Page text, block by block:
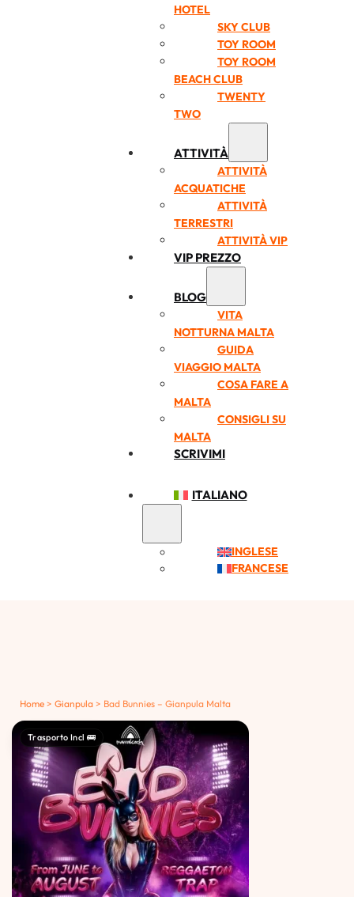
HOTEL
SKY CLUB
TOY ROOM
TOY ROOM
BEACH CLUB
TWENTY
TWO
ATTIVITÀ
ATTIVITÀ
ACQUATICHE
ATTIVITÀ
TERRESTRI
ATTIVITÀ VIP
VIP PREZZO
BLOG
VITA
NOTTURNA MALTA
GUIDA
VIAGGIO MALTA
COSA FARE A
MALTA
CONSIGLI SU
MALTA
SCRIVIMI
ITALIANO
INGLESE
FRANCESE
Home > Gianpula > Bad Bunnies – Gianpula Malta
Trasporto Incl 🚌